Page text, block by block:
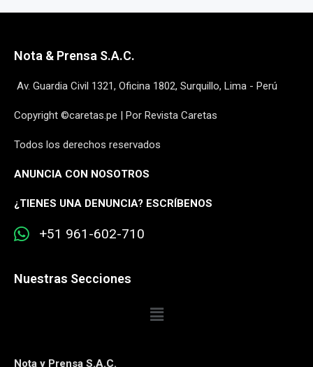
Nota & Prensa S.A.C.
Av. Guardia Civil 1321, Oficina 1802, Surquillo, Lima - Perú
Copyright ©caretas.pe | Por Revista Caretas
Todos los derechos reservados
ANUNCIA CON NOSOTROS
¿TIENES UNA DENUNCIA? ESCRÍBENOS
+51 961-602-710
Nuestras Secciones
Nota y Prensa S.A.C.